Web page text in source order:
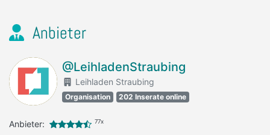
Anbieter
@LeihladenStraubing
Leihladen Straubing
Organisation 202 Inserate online
Anbieter: 77x